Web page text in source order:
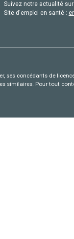
Suivez notre actualité
Site d'emploi en santé :
ses concédants de
similaires. Pour tout